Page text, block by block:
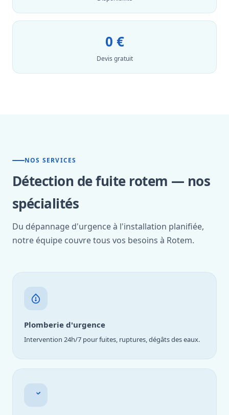
0 €
Devis gratuit
NOS SERVICES
Détection de fuite rotem — nos
spécialités
Du dépannage d'urgence à l'installation planifiée,
notre équipe couvre tous vos besoins à Rotem.
Plomberie d'urgence
Intervention 24h/7 pour fuites, ruptures, dégâts des eaux.